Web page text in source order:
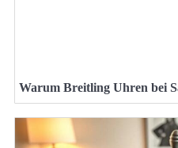
Warum Breitling Uhren bei